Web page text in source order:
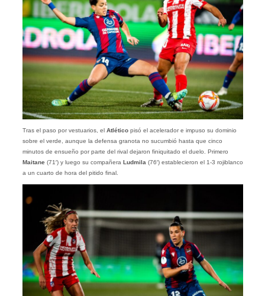
Tras el paso por vestuarios, el Atlético pisó el acelerador e impuso su dominio
sobre el verde, aunque la defensa granota no sucumbió hasta que cinco
minutos de ensueño por parte del rival dejaron finiquitado el duelo. Primero
Maitane (71′) y luego su compañera Ludmila (76′) establecieron el 1-3 rojiblanco
a un cuarto de hora del pitido final.